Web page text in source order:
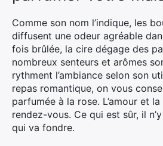
Comme son nom l’indique, les
diffusent une odeur agréable
fois brûlée, la cire dégage des
nombreux senteurs et arômes
rythment l’ambiance selon son
repas romantique, on vous
parfumée à la rose. L’amour et
rendez-vous. Ce qui est sûr, il
qui va fondre.